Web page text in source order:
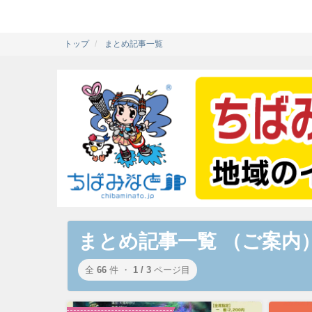
トップ まとめ記事一覧
まとめ記事一覧 （ご案内
全 66 件 ・ 1 / 3 ページ目